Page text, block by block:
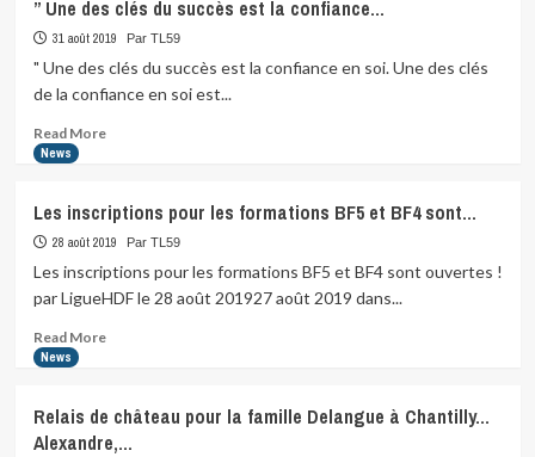
” Une des clés du succès est la confiance…
31 août 2019 Par TL59
" Une des clés du succès est la confiance en soi. Une des clés
de la confiance en soi est...
Read MoreRead
Une
des
clés
succès
est
News
Les inscriptions pour les formations BF5 et BF4 sont…
28 août 2019 Par TL59
Les inscriptions pour les formations BF5 et BF4 sont ouvertes !
par LigueHDF le 28 août 201927 août 2019 dans...
Read MoreRead
inscriptions
pour
News
Relais de château pour la famille Delangue à Chantilly…
Alexandre,…